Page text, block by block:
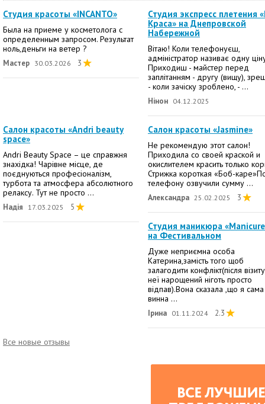
Студия красоты «INCANTO»
Была на приеме у косметолога с
определенным запросом. Результат
ноль,деньги на ветер ?
Мастер 30.03.2026 3
Студия экспресс плетения
Краса» на Днепровской
Набережной
Вітаю! Коли телефонуєш,
адміністратор називає одну
Приходиш - майстер перед
заплітанням - другу (вищу),
- коли зачіску зроблено, - ...
Нінон 04.12.2025
Салон красоты «Andri beauty
space»
Andri Beauty Space – це справжня
знахідка! Чарівне місце, де
поєднуються професіоналізм,
турбота та атмосфера абсолютного
релаксу. Тут не просто ...
Надія 17.03.2025 5
Салон красоты «Jasmine»
Не рекомендую этот салон!
Приходила со своей краской и
окислителем красить только
Стрижка короткая «Боб-
телефону озвучили сумму ...
Александра 25.02.2025 3
Студия маникюра
на Фестивальном
Дуже неприємна особа
Катерина,замість того щоб
залагодити конфлікт(після
неї нарощений ніготь просто
відпав).Вона сказала ,що я сама
винна ...
Ірина 01.11.2024 2.3
Все новые отзывы